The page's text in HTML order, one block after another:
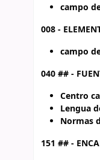
campo
008 -
campo
040 ## -
Centro
Lengua
Normas
151 ## -